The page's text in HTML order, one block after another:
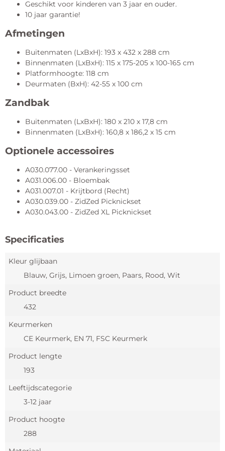
Geschikt voor kinderen van 3 jaar en ouder.
10 jaar garantie!
Afmetingen
Buitenmaten (LxBxH): 193 x 432 x 288 cm
Binnenmaten (LxBxH): 115 x 175-205 x 100-165 cm
Platformhoogte: 118 cm
Deurmaten (BxH): 42-55 x 100 cm
Zandbak
Buitenmaten (LxBxH): 180 x 210 x 17,8 cm
Binnenmaten (LxBxH): 160,8 x 186,2 x 15 cm
Optionele accessoires
A030.077.00 - Verankeringsset
A031.006.00 - Bloembak
A031.007.01 - Krijtbord (Recht)
A030.039.00 - ZidZed Picknickset
A030.043.00 - ZidZed XL Picknickset
Specificaties
Kleur glijbaan
Blauw, Grijs, Limoen groen, Paars, Rood, Wit
Product breedte
432
Keurmerken
CE Keurmerk, EN 71, FSC Keurmerk
Product lengte
193
Leeftijdscategorie
3-12 jaar
Product hoogte
288